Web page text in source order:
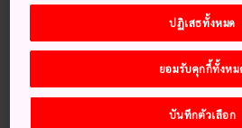
เดินชมบ้านโมเอกิ คฤหาสน์สอ
ปฏิเสธทั้งหมด
ยอมรับคุกกี้ทั้งหม
บันทึกตัวเลือก